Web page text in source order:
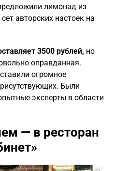
лимонад из
авторских настоек на
3500 рублей, но
оправданная.
огромное
Были
эксперты в области
— в ресторан